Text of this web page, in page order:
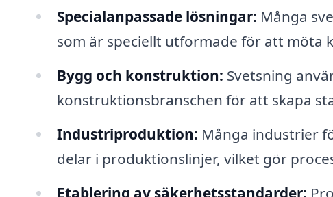
Specialanpassade lösningar: Många
som är speciellt utformade för att möta
Bygg och konstruktion: Svetsning
konstruktionsbranschen för att skapa
Industriproduktion: Många industrier
delar i produktionslinjer, vilket gör
Etablering av säkerhetsstandarder: